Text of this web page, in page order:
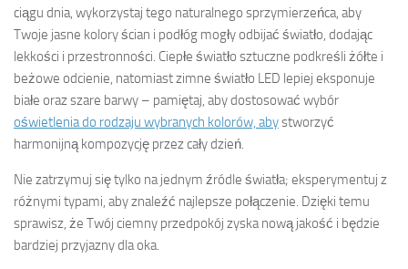
ciągu dnia, wykorzystaj tego naturalnego sprzymierzeńca, aby
Twoje jasne kolory ścian i podłóg mogły odbijać światło, dodając
lekkości i przestronności. Ciepłe światło sztuczne podkreśli żółte i
beżowe odcienie, natomiast zimne światło LED lepiej eksponuje
białe oraz szare barwy – pamiętaj, aby dostosować wybór
oświetlenia do rodzaju wybranych kolorów, abystworzyć
harmonijną kompozycję przez cały dzień.
Nie zatrzymuj się tylko na jednym źródle światła; eksperymentuj z
różnymi typami, aby znaleźć najlepsze połączenie. Dzięki temu
sprawisz, że Twój ciemny przedpokój zyska nową jakość i będzie
bardziej przyjazny dla oka.